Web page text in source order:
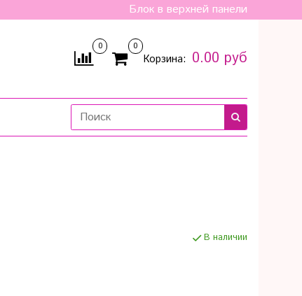
Блок в верхней панели
0 0
Корзина: 0.00 руб
В наличии